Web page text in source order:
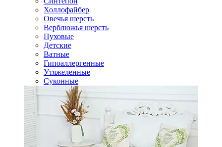
Холлофайбер
Овечья шерсть
Верблюжья шерсть
Пуховые
Детские
Ватные
Гипоаллергенные
Утяжеленные
Суконные